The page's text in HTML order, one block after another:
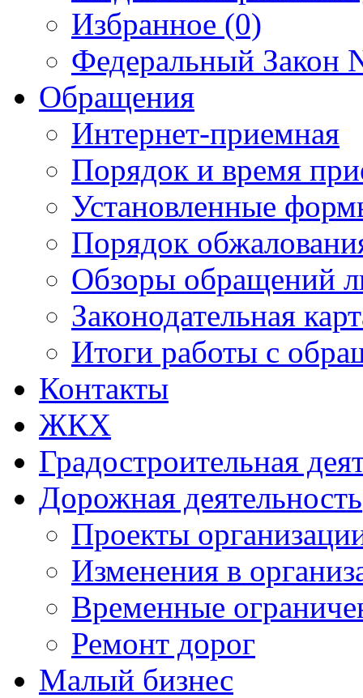
Избранное (0)
Федеральный Закон
Обращения
Интернет-приемная
Порядок и время
Установленные
Порядок
Обзоры обращений
Законодательная
Итоги работы с
Контакты
ЖКХ
Градостроительная
Дорожная деятельность
Проекты
Изменения в
Временные
Ремонт дорог
Малый бизнес